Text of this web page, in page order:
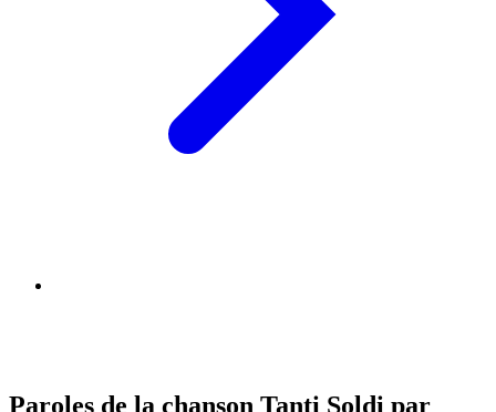
Paroles de la chanson Tanti Soldi par